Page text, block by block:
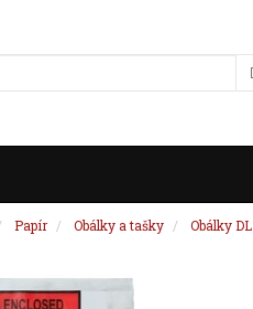
Papír Obálky a tašky Obálky DL